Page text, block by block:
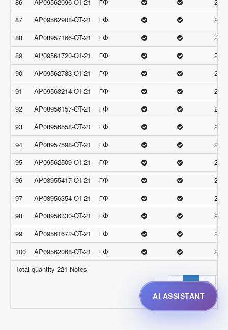
87
AP09562908-OT-21 ГФ
88
AP08957166-OT-21 ГФ
89
AP09561720-OT-21 ГФ
90
AP09562783-OT-21 ГФ
91
AP09563214-OT-21 ГФ
92
AP08956157-OT-21 ГФ
93
AP08956558-OT-21 ГФ
94
AP08957598-OT-21 ГФ
95
AP09562509-OT-21 ГФ
96
AP08955417-OT-21 ГФ
97
AP08956354-OT-21 ГФ
98
AP08956330-OT-21 ГФ
99
AP09561672-OT-21 ГФ
100
AP09562068-OT-21 ГФ
Total quantity 221 Notes
‹
1 2
AI ASSISTANT